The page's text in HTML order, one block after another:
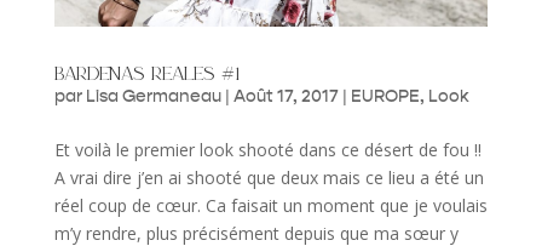
bardenas reales #1
par Lisa Germaneau| Août 17, 2017| EUROPE, Look
Et voilà le premier look shooté dans ce désert de fou !!
A vrai dire j’en ai shooté que deux mais ce lieu a été un
réel coup de cœur. Ca faisait un moment que je voulais
m’y rendre, plus précisément depuis que ma sœur y